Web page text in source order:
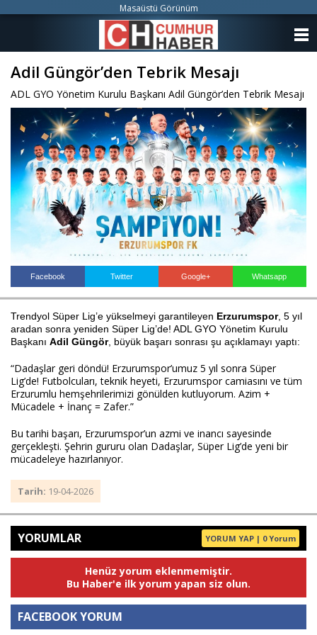
Adil Güngör’den Tebrik Mesajı
ADL GYO Yönetim Kurulu Başkanı Adil Güngör’den Tebrik Mesajı
Facebook Twitter Google+ Whatsapp
Trendyol Süper Lig’e yükselmeyi garantileyen Erzurumspor, 5 yıl
aradan sonra yeniden Süper Lig’de! ADL GYO Yönetim Kurulu
Başkanı Adil Güngör, büyük başarı sonrası şu açıklamayı yaptı:
“Dadaşlar geri döndü! Erzurumspor’umuz 5 yıl sonra Süper
Lig’de! Futbolcuları, teknik heyeti, Erzurumspor camiasını ve tüm
Erzurumlu hemşehrilerimizi gönülden kutluyorum. Azim +
Mücadele + İnanç = Zafer.”
Bu tarihi başarı, Erzurumspor’un azmi ve inancı sayesinde
gerçekleşti. Şehrin gururu olan Dadaşlar, Süper Lig’de yeni bir
mücadeleye hazırlanıyor.
Tarih: 19-04-2026
YORUMLAR YORUM YAP | 0 Yorum
Henüz yorum eklenmemiştir.
Bu Haber'e ilk yorum yapan siz olun.
FACEBOOK YORUM
Masaüstü Görünüm
KATEGORİLER
YAZARLAR
ANKETLER
FOTO GALERİ
VİDEO GALERİ
KÜNYE
Haberin Doğru Adresi.